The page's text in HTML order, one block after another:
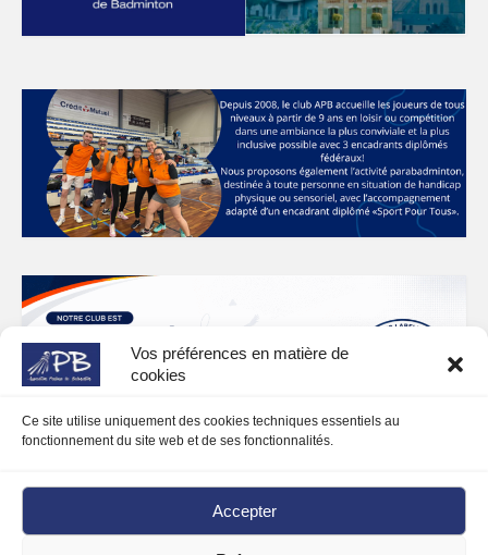
Vos préférences en matière de
cookies
Ce site utilise uniquement des cookies techniques essentiels au
fonctionnement du site web et de ses fonctionnalités.
Accepter